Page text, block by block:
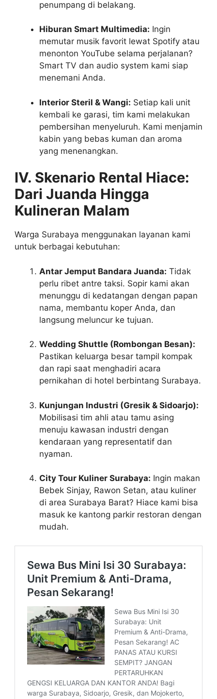
penumpang di belakang.
Hiburan Smart Multimedia: Ingin
memutar musik favorit lewat Spotify atau
menonton YouTube selama perjalanan?
Smart TV dan audio system kami siap
menemani Anda.
Interior Steril & Wangi: Setiap kali unit
kembali ke garasi, tim kami melakukan
pembersihan menyeluruh. Kami menjamin
kabin yang bebas kuman dan aroma
yang menenangkan.
IV. Skenario Rental Hiace:
Dari Juanda Hingga
Kulineran Malam
Warga Surabaya menggunakan layanan kami
untuk berbagai kebutuhan:
Antar Jemput Bandara Juanda: Tidak
perlu ribet antre taksi. Sopir kami akan
menunggu di kedatangan dengan papan
nama, membantu koper Anda, dan
langsung meluncur ke tujuan.
Wedding Shuttle (Rombongan Besan):
Pastikan keluarga besar tampil kompak
dan rapi saat menghadiri acara
pernikahan di hotel berbintang Surabaya.
Kunjungan Industri (Gresik & Sidoarjo):
Mobilisasi tim ahli atau tamu asing
menuju kawasan industri dengan
kendaraan yang representatif dan
nyaman.
City Tour Kuliner Surabaya: Ingin makan
Bebek Sinjay, Rawon Setan, atau kuliner
di area Surabaya Barat? Hiace kami bisa
masuk ke kantong parkir restoran dengan
mudah.